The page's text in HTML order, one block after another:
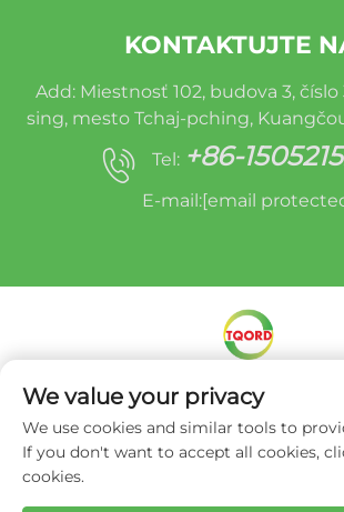
KONTAKTUJTE
Add: Miestnosť 102, budova 3, číslo
sing, mesto Tchaj-pching,
Tel: +86-
E-mail:[email
Autorské práva © Miracle Oruide
Parts Remanufacturing Co., Ltd. -
súkromia
We value your privacy
We use cookies and similar tools to
If you don't want to accept all cookies,
cookies.